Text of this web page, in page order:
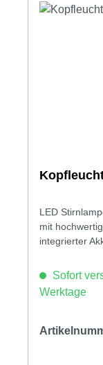
LED
mit
integrierter
Sofort
Werktage